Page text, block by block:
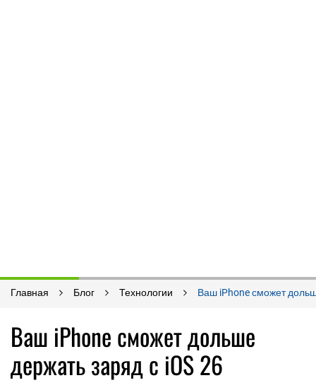
Главная Блог Технологии Ваш iPhone сможет
Ваш iPhone сможет дольше
держать заряд с iOS 26